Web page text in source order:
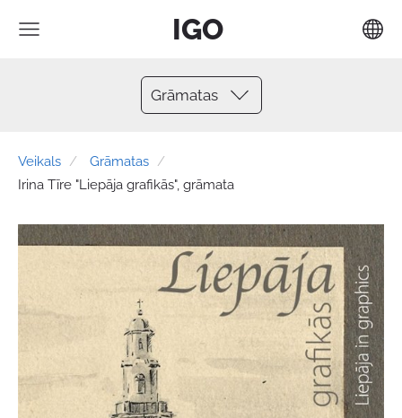
IGO
Grāmatas
Veikals
Grāmatas
Irina Tīre "Liepāja grafikās", grāmata